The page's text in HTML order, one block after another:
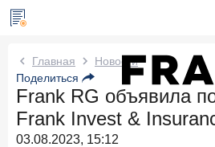
Новости Frank RG
6 августа 2026 года
По итогам июля 2026 года
составил 1 061,9 млрд руб.
Главная
Новости
Поделиться
Frank RG объявила
Frank Invest &
03.08.2023, 15:12